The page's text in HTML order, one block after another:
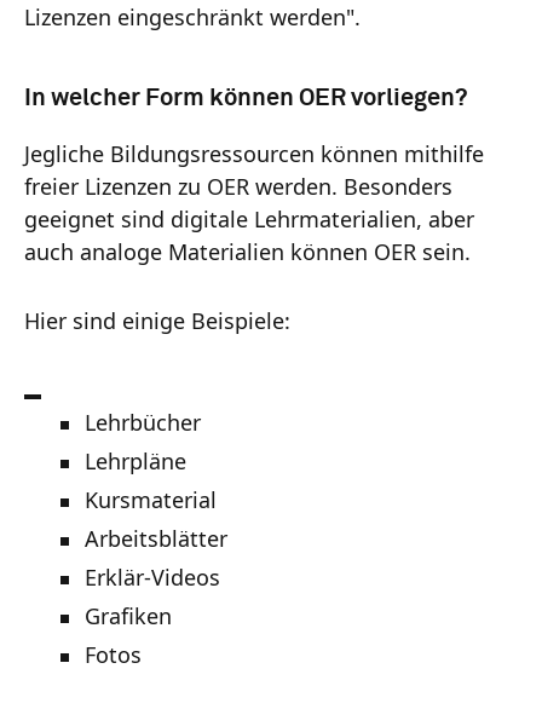
Lizenzen eingeschränkt werden".
In welcher Form können OER vorliegen?
Jegliche Bildungsressourcen können mithilfe
freier Lizenzen zu OER werden. Besonders
geeignet sind digitale Lehrmaterialien, aber
auch analoge Materialien können OER sein.
Hier sind einige Beispiele:
Lehrbücher
Lehrpläne
Kursmaterial
Arbeitsblätter
Erklär-Videos
Grafiken
Fotos